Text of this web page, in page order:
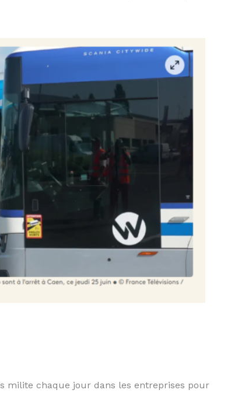
milite chaque jour dans les entreprises pour